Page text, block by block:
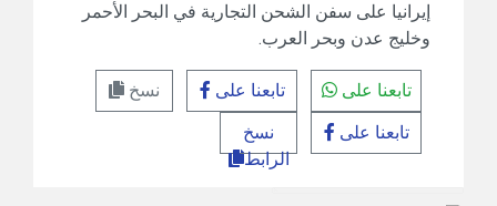
إيرانيا على سفن الشحن التجارية في البحر الأحمر
وخليج عدن وبحر العرب.
تابعنا على تابعنا على
نسخ
تابعنا على
نسخ
الرابط